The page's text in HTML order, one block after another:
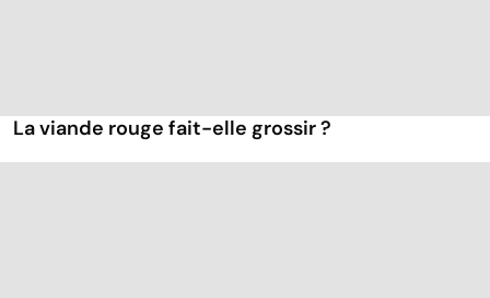
La viande rouge fait-elle grossir ?